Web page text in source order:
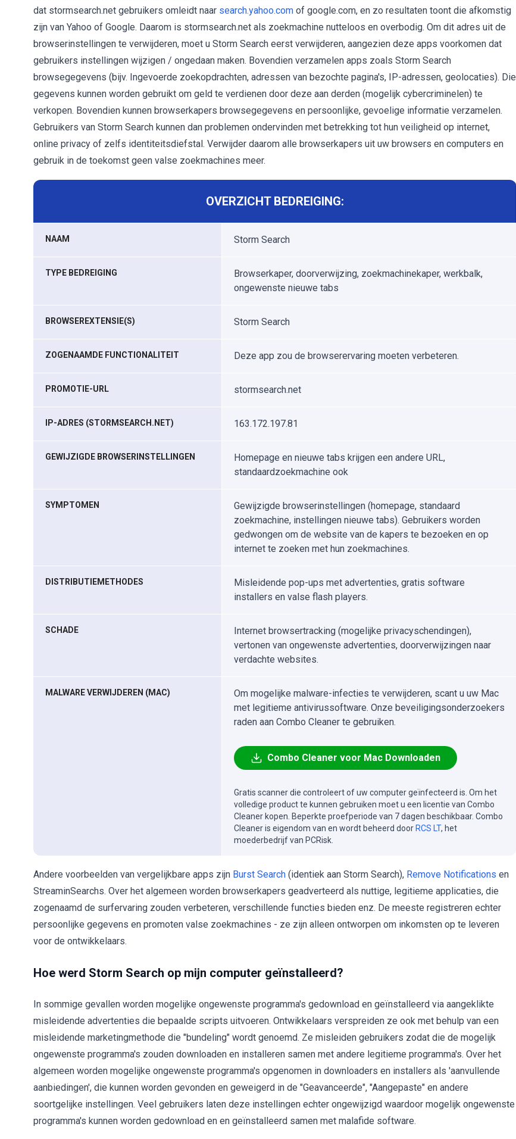
dat stormsearch.net gebruikers omleidt naar search.yahoo.com of google.com, en zo resultaten toont die afkomstig
zijn van Yahoo of Google. Daarom is stormsearch.net als zoekmachine nutteloos en overbodig. Om dit adres uit de
browserinstellingen te verwijderen, moet u Storm Search eerst verwijderen, aangezien deze apps voorkomen dat
gebruikers instellingen wijzigen / ongedaan maken. Bovendien verzamelen apps zoals Storm Search
browsegegevens (bijv. Ingevoerde zoekopdrachten, adressen van bezochte pagina's, IP-adressen, geolocaties). Die
gegevens kunnen worden gebruikt om geld te verdienen door deze aan derden (mogelijk cybercriminelen) te
verkopen. Bovendien kunnen browserkapers browsegegevens en persoonlijke, gevoelige informatie verzamelen.
Gebruikers van Storm Search kunnen dan problemen ondervinden met betrekking tot hun veiligheid op internet,
online privacy of zelfs identiteitsdiefstal. Verwijder daarom alle browserkapers uit uw browsers en computers en
gebruik in de toekomst geen valse zoekmachines meer.
OVERZICHT BEDREIGING:
NAAM Storm Search
TYPE BEDREIGING
Browserkaper, doorverwijzing, zoekmachinekaper, werkbalk,
ongewenste nieuwe tabs
BROWSEREXTENSIE(S) Storm Search
ZOGENAAMDE FUNCTIONALITEIT Deze app zou de browserervaring moeten verbeteren.
PROMOTIE-URL stormsearch.net
IP-ADRES (STORMSEARCH.NET) 163.172.197.81
GEWIJZIGDE BROWSERINSTELLINGEN
Homepage en nieuwe tabs krijgen een andere URL,
standaardzoekmachine ook
SYMPTOMEN
Gewijzigde browserinstellingen (homepage, standaard
zoekmachine, instellingen nieuwe tabs). Gebruikers worden
gedwongen om de website van de kapers te bezoeken en op
internet te zoeken met hun zoekmachines.
DISTRIBUTIEMETHODES
Misleidende pop-ups met advertenties, gratis software
installers en valse flash players.
SCHADE
Internet browsertracking (mogelijke privacyschendingen),
vertonen van ongewenste advertenties, doorverwijzingen naar
verdachte websites.
MALWARE VERWIJDEREN (MAC)
Om mogelijke malware-infecties te verwijderen, scant u uw Mac
met legitieme antivirussoftware. Onze beveiligingsonderzoekers
raden aan Combo Cleaner te gebruiken.
Combo Cleaner voor Mac Downloaden
Gratis scanner die controleert of uw computer geïnfecteerd is. Om het
volledige product te kunnen gebruiken moet u een licentie van Combo
Cleaner kopen. Beperkte proefperiode van 7 dagen beschikbaar. Combo
Cleaner is eigendom van en wordt beheerd door RCS LT, het
moederbedrijf van PCRisk.
Andere voorbeelden van vergelijkbare apps zijn Burst Search (identiek aan Storm Search), Remove Notifications en
StreaminSearchs. Over het algemeen worden browserkapers geadverteerd als nuttige, legitieme applicaties, die
zogenaamd de surfervaring zouden verbeteren, verschillende functies bieden enz. De meeste registreren echter
persoonlijke gegevens en promoten valse zoekmachines - ze zijn alleen ontworpen om inkomsten op te leveren
voor de ontwikkelaars.
Hoe werd Storm Search op mijn computer geïnstalleerd?
In sommige gevallen worden mogelijke ongewenste programma's gedownload en geïnstalleerd via aangeklikte
misleidende advertenties die bepaalde scripts uitvoeren. Ontwikkelaars verspreiden ze ook met behulp van een
misleidende marketingmethode die "bundeling" wordt genoemd. Ze misleiden gebruikers zodat die de mogelijk
ongewenste programma's zouden downloaden en installeren samen met andere legitieme programma's. Over het
algemeen worden mogelijke ongewenste programma's opgenomen in downloaders en installers als 'aanvullende
aanbiedingen', die kunnen worden gevonden en geweigerd in de "Geavanceerde", "Aangepaste" en andere
soortgelijke instellingen. Veel gebruikers laten deze instellingen echter ongewijzigd waardoor mogelijk ongewenste
programma's kunnen worden gedownload en en geïnstalleerd samen met malafide software.